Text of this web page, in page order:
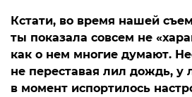
Кстати, во время нашей
ты показала совсем не
как о нем многие думают.
не переставая лил дождь, у
в момент испортилось